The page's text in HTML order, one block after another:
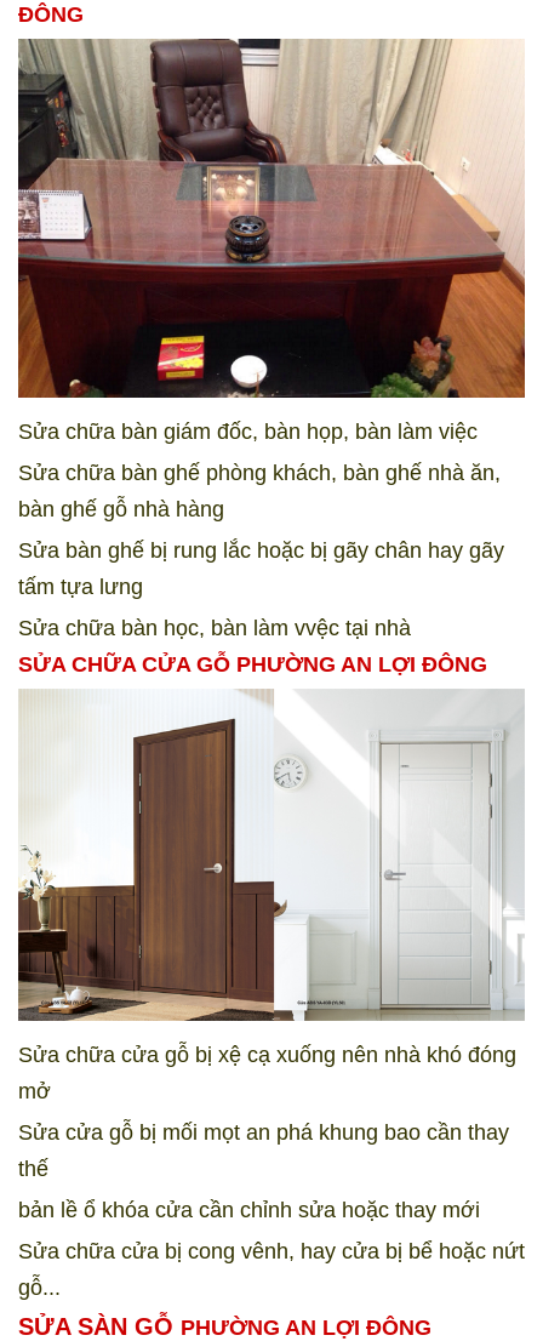
ĐÔNG
Sửa chữa bàn giám đốc, bàn họp, bàn làm việc
Sửa chữa bàn ghế phòng khách, bàn ghế nhà ăn,
bàn ghế gỗ nhà hàng
Sửa bàn ghế bị rung lắc hoặc bị gãy chân hay gãy
tấm tựa lưng
Sửa chữa bàn học, bàn làm vvệc tại nhà
SỬA CHỮA CỬA GỖ PHƯỜNG AN LỢI ĐÔNG
Sửa chữa cửa gỗ bị xệ cạ xuống nên nhà khó đóng
mở
Sửa cửa gỗ bị mối mọt an phá khung bao cần thay
thế
bản lề ổ khóa cửa cần chỉnh sửa hoặc thay mới
Sửa chữa cửa bị cong vênh, hay cửa bị bể hoặc nứt
gỗ...
SỬA SÀN GỖ PHƯỜNG AN LỢI ĐÔNG